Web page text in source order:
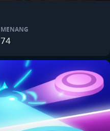
MENANG
74